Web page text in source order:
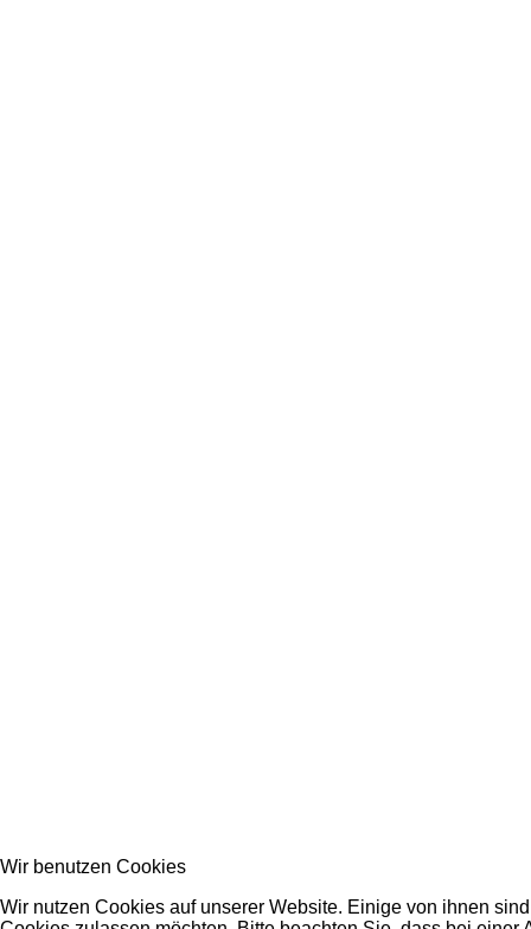
Wir benutzen Cookies
Wir nutzen Cookies auf unserer Website. Einige von ihnen